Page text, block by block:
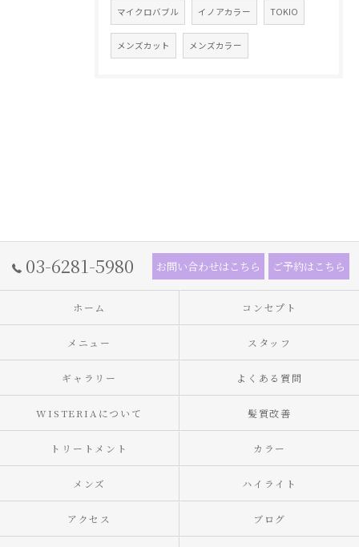
マイクロバブル イノアカラー TOKIO
メンズカット メンズカラー
03-6281-5980 お問い合わせはこちら ご予約はこちら
ホーム コンセプト
メニュー スタッフ
ギャラリー よくある質問
WISTERIAについて 髪質改善
トリートメント カラー
メンズ ハイライト
アクセス ブログ